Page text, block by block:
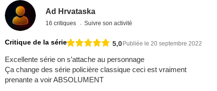
Ad Hrvataska
16 critiques Suivre son activité
Critique de la série 5,0Publiée le 20 septembre 2022
Excellente série on s’attache au personnage
Ça change des série policière classique ceci est vraiment
prenante a voir ABSOLUMENT